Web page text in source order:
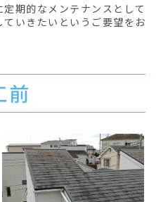
期的なメンテナンスとして
いきたいというご要望をお
前